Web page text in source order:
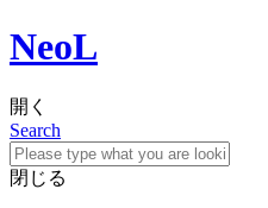
NeoL
開く
Search
閉じる